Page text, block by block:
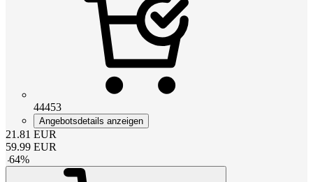
44453
Angebotsdetails anzeigen
21.81 EUR
59.99 EUR
-64%